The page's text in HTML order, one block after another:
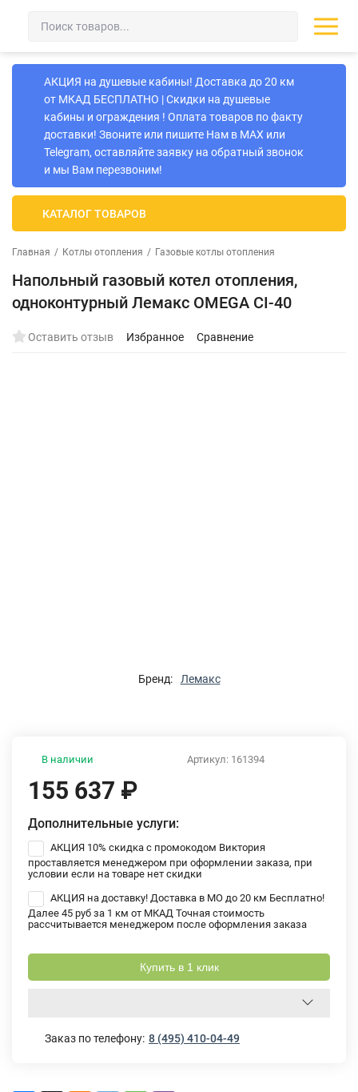
АКЦИЯ на душевые кабины! Доставка до 20 км
от МКАД БЕСПЛАТНО | Скидки на душевые
кабины и ограждения ! Оплата товаров по факту
доставки! Звоните или пишите Нам в MAX или
Telegram, оставляйте заявку на обратный звонок
и мы Вам перезвоним!
КАТАЛОГ ТОВАРОВ
Главная / Котлы отопления / Газовые котлы отопления
Напольный газовый котел отопления,
одноконтурный Лемакс OMEGA CI-40
Оставить отзыв Избранное Сравнение
Бренд: Лемакс
Артикул: 161394
В наличии
155 637 ₽
Дополнительные услуги:
АКЦИЯ 10% скидка с промокодом Виктория
проставляется менеджером при оформлении заказа, при
условии если на товаре нет скидки
АКЦИЯ на доставку! Доставка в МО до 20 км Бесплатно!
Далее 45 руб за 1 км от МКАД Точная стоимость
рассчитывается менеджером после оформления заказа
Купить в 1 клик
Заказ по телефону: 8 (495) 410-04-49